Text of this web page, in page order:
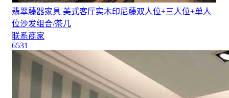
翡翠藤器家具 美式客厅实木印尼藤双人位+三人位+单人
位沙发组合/茶几
联系商家
6531